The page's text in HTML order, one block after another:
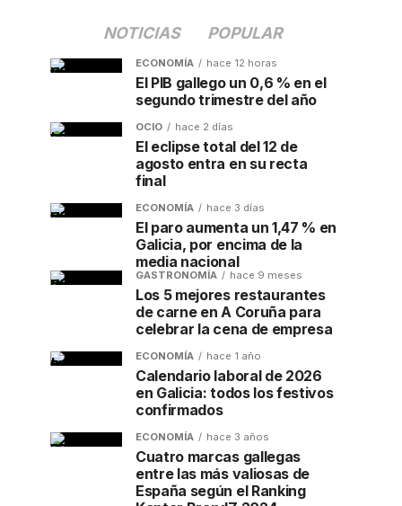
NOTICIAS POPULAR
ECONOMÍA hace 12 horas
El PIB gallego un 0,6 % en el
segundo trimestre del año
OCIO hace 2 días
El eclipse total del 12 de
agosto entra en su recta
final
ECONOMÍA hace 3 días
El paro aumenta un 1,47 % en
Galicia, por encima de la
media nacional
GASTRONOMÍA hace 9 meses
Los 5 mejores restaurantes
de carne en A Coruña para
celebrar la cena de empresa
ECONOMÍA hace 1 año
Calendario laboral de 2026
en Galicia: todos los festivos
confirmados
ECONOMÍA hace 3 años
Cuatro marcas gallegas
entre las más valiosas de
España según el Ranking